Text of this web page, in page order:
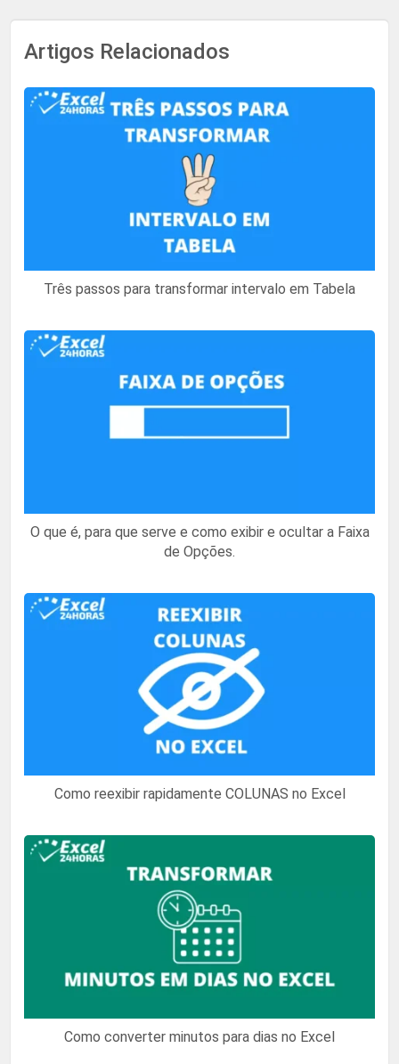
Artigos Relacionados
Três passos para transformar intervalo em Tabela
O que é, para que serve e como exibir e ocultar a Faixa
de Opções.
Como reexibir rapidamente COLUNAS no Excel
Como converter minutos para dias no Excel